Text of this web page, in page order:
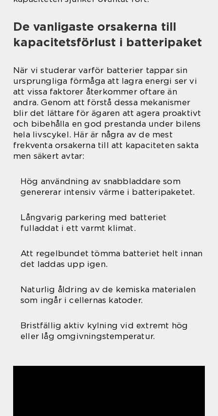
De vanligaste orsakerna till
kapacitetsförlust i batteripaket
När vi studerar varför batterier tappar sin
ursprungliga förmåga att lagra energi ser vi
att vissa faktorer återkommer oftare än
andra. Genom att förstå dessa mekanismer
blir det lättare för ägaren att agera proaktivt
och bibehålla en god prestanda under bilens
hela livscykel. Här är några av de mest
frekventa orsakerna till att kapaciteten sakta
men säkert avtar:
Hög användning av snabbladdare som
genererar intensiv värme i batteripaketet.
Långvarig parkering med batteriet
fulladdat i ett varmt klimat.
Att regelbundet tömma batteriet helt innan
det laddas upp igen.
Naturlig åldring av de kemiska materialen
som ingår i cellernas katoder.
Bristfällig aktiv kylning vid extremt hög
eller låg omgivningstemperatur.